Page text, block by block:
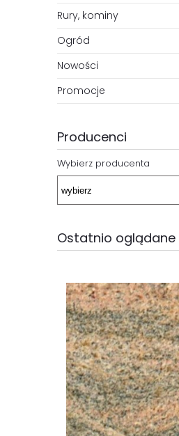
Rury, kominy
Ogród
Nowości
Promocje
Producenci
Wybierz producenta
Ostatnio oglądane